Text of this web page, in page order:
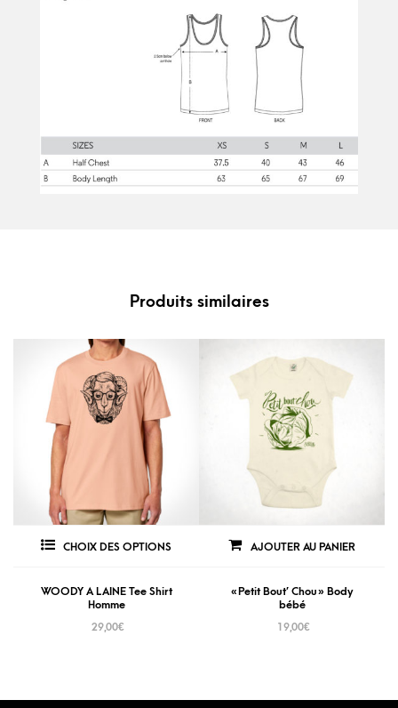
Produits similaires
CHOIX DES OPTIONS
WOODY A LAINE Tee Shirt
Homme
29,00€
AJOUTER AU PANIER
« Petit Bout’ Chou » Body
bébé
19,00€